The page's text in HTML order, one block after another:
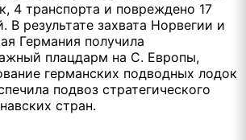
4 транспорта и повреждено 17
В результате захвата Норвегии и
Германия получила
плацдарм на С. Европы,
германских подводных лодок
подвоз стратегического
стран.